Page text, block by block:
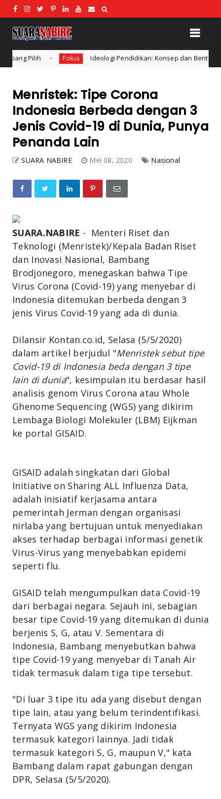
Ideologi Pendidikan: Konsep dan Bentuk Ideologi dalam
Menristek: Tipe Corona
Indonesia Berbeda dengan 3
Jenis Covid-19 di Dunia, Punya
Penanda Lain
SUARA NABIRE Mei 08, 2020 Nasional
SUARA.NABIRE - Menteri Riset dan
Teknologi (Menristek)/Kepala Badan Riset
dan Inovasi Nasional, Bambang
Brodjonegoro, menegaskan bahwa Tipe
Virus Corona (Covid-19) yang menyebar di
Indonesia ditemukan berbeda dengan 3
jenis Virus Covid-19 yang ada di dunia.
Dilansir Kontan.co.id, Selasa (5/5/2020)
dalam artikel berjudul "Menristek sebut tipe
Covid-19 di Indonesia beda dengan 3 tipe
lain di dunia", kesimpulan itu berdasar hasil
analisis genom Virus Corona atau Whole
Ghenome Sequencing (WGS) yang dikirim
Lembaga Biologi Molekuler (LBM) Eijkman
ke portal GISAID.
GISAID adalah singkatan dari Global
Initiative on Sharing ALL Influenza Data,
adalah inisiatif kerjasama antara
pemerintah Jerman dengan organisasi
nirlaba yang bertujuan untuk menyediakan
akses terhadap berbagai informasi genetik
Virus-Virus yang menyebabkan epidemi
seperti flu.
GISAID telah mengumpulkan data Covid-19
dari berbagai negara. Sejauh ini, sebagian
besar tipe Covid-19 yang ditemukan di dunia
berjenis S, G, atau V. Sementara di
Indonesia, Bambang menyebutkan bahwa
tipe Covid-19 yang menyebar di Tanah Air
tidak termasuk dalam tiga tipe tersebut.
"Di luar 3 tipe itu ada yang disebut dengan
tipe lain, atau yang belum terindentifikasi.
Ternyata WGS yang dikirim Indonesia
termasuk kategori lainnya. Jadi tidak
termasuk kategori S, G, maupun V," kata
Bambang dalam rapat gabungan dengan
DPR, Selasa (5/5/2020).